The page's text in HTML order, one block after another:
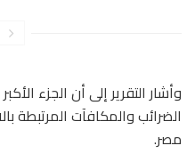
وأشار التقرير إلى أن الجزء
الضرائب والمكافآت المرتبطة
مصر.